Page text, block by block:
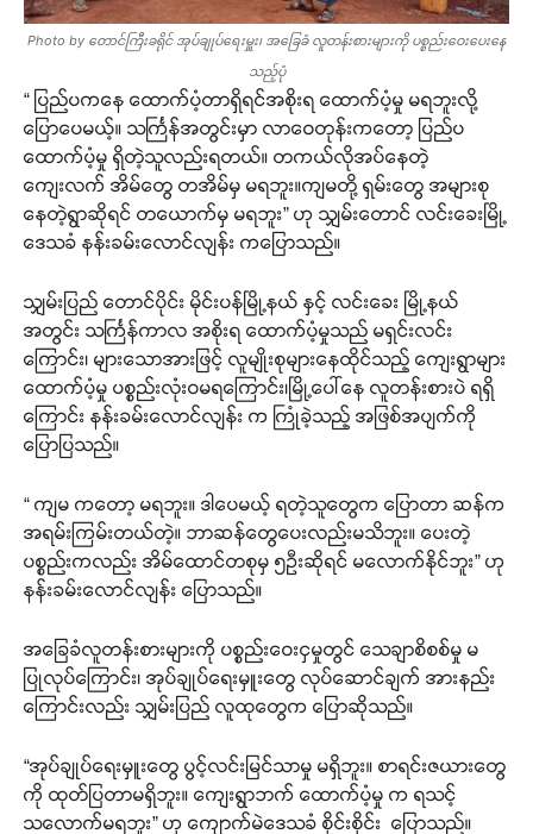
Photo by တောင်ကြီးခရိုင် အုပ်ချုပ်ရေးမှူး၊ အခြေခံ လူတန်းစားများကို ပစ္စည်းဝေးပေးနေ
သည့်ပုံ
“ ပြည်ပကနေ ထောက်ပံ့တာရှိရင်အစိုးရ ထောက်ပံ့မှု မရဘူးလို့
ပြောပေမယ့်။ သင်္ကြန်အတွင်းမှာ လာဝေတုန်းကတော့ ပြည်ပ
ထောက်ပံ့မှု ရှိတဲ့သူလည်းရတယ်။ တကယ်လိုအပ်နေတဲ့
ကျေးလက် အိမ်တွေ တအိမ်မှ မရဘူး။ကျမတို့ ရှမ်းတွေ အများစု
နေတဲ့ရွာဆိုရင် တယောက်မှ မရဘူး” ဟု သျှမ်းတောင် လင်းခေးမြို့
ဒေသခံ နန်းခမ်းလောင်လျန်း ကပြောသည်။
သျှမ်းပြည် တောင်ပိုင်း မိုင်းပန်မြို့နယ် နှင့် လင်းခေး မြို့နယ်
အတွင်း သင်္ကြန်ကာလ အစိုးရ ထောက်ပံ့မှုသည် မရှင်းလင်း
ကြောင်း၊ များသောအားဖြင့် လူမျိုးစုများနေထိုင်သည့် ကျေးရွာများ
ထောက်ပံ့မှု ပစ္စည်းလုံးဝမရကြောင်း၊မြို့ပေါ်နေ လူတန်းစားပဲ ရရှိ
ကြောင်း နန်းခမ်းလောင်လျန်း က ကြုံခဲ့သည့် အဖြစ်အပျက်ကို
ပြောပြသည်။
“ ကျမ ကတော့ မရဘူး။ ဒါပေမယ့် ရတဲ့သူတွေက ပြောတာ ဆန်က
အရမ်းကြမ်းတယ်တဲ့။ ဘာဆန်တွေပေးလည်းမသိဘူး။ ပေးတဲ့
ပစ္စည်းကလည်း အိမ်ထောင်တစုမှ ၅ဦးဆိုရင် မလောက်နိုင်ဘူး” ဟု
နန်းခမ်းလောင်လျန်း ပြောသည်။
အခြေခံလူတန်းစားများကို ပစ္စည်းဝေးငှမှုတွင် သေချာစိစစ်မှု မ
ပြုလုပ်ကြောင်း၊ အုပ်ချုပ်ရေးမှူးတွေ လုပ်ဆောင်ချက် အားနည်း
ကြောင်းလည်း သျှမ်းပြည် လူထုတွေက ပြောဆိုသည်။
“အုပ်ချုပ်ရေးမှူးတွေ ပွင့်လင်းမြင်သာမှု မရှိဘူး။ စာရင်းဇယားတွေ
ကို ထုတ်ပြတာမရှိဘူး။ ကျေးရွာဘက် ထောက်ပံ့မှု က ရသင့်
သလောက်မရဘူး” ဟု ကျောက်မဲဒေသခံ စိုင်းစိုင်း ပြောသည်။